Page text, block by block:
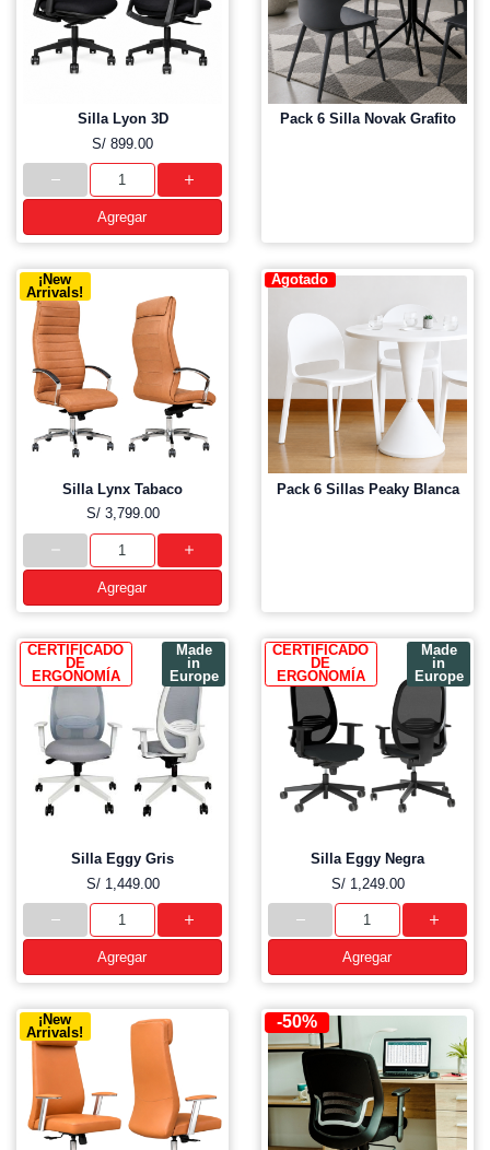
Silla Lyon 3D
S/ 899.00
Agregar
Pack 6 Silla Novak Grafito
¡New
Arrivals!
Silla Lynx Tabaco
S/ 3,799.00
Agregar
Agotado
Pack 6 Sillas Peaky Blanca
CERTIFICADO
DE
ERGONOMÍA
Made
in
Europe
Silla Eggy Gris
S/ 1,449.00
Agregar
CERTIFICADO
DE
ERGONOMÍA
Made
in
Europe
Silla Eggy Negra
S/ 1,249.00
Agregar
¡New
Arrivals!
-50%